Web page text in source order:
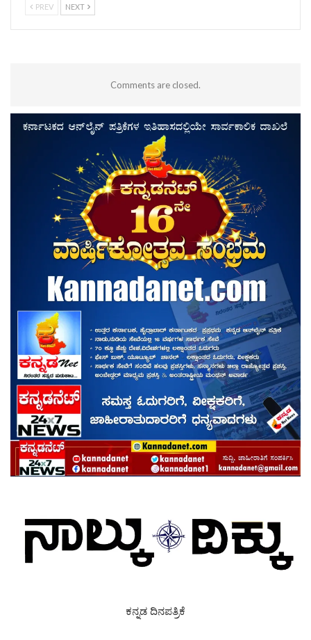
PREV NEXT
Comments are closed.
ಕನ್ನಡ ದಿನಪತ್ರಿಕೆ